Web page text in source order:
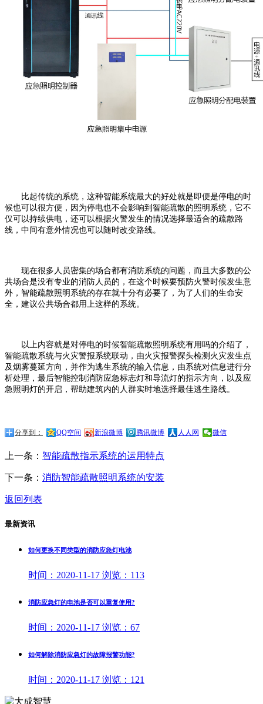
比起传统的系统，这种智能系统最大的好处就是即便是停电的时
候也可以很方便，因为停电也不会影响到智能疏散的照明系统，它不
仅可以持续供电，还可以根据火警发生的情况选择最适合的疏散路
线，中间有意外情况也可以随时改变路线。
现在很多人员密集的场合都有消防系统的问题，而且大多数的公
共场合是没有专业的消防人员的，在这个时候要预防火警时候发生意
外，智能疏散照明系统的存在就十分有必要了，为了人们的生命安
全，建议公共场合都用上这样的系统。
以上内容就是对停电的时候智能疏散照明系统有用吗的介绍了，
智能疏散系统与火灾警报系统联动，由火灾报警探头检测火灾发生点
及烟雾蔓延方向，并作为逃生系统的输入信息，由系统对信息进行分
析处理，最后智能控制消防应急标志灯和导流灯的指示方向，以及应
急照明灯的开启，帮助建筑内的人群实时地选择最佳逃生路线。
分享到： QQ空间 新浪微博 腾讯微博 人人网 微信
上一条： 智能疏散指示系统的运用特点
下一条： 消防智能疏散照明系统的安装
返回列表
最新资讯
如何更换不同类型的消防应急灯电池
时间： 2020-11-17 浏览： 113
消防应急灯的电池是否可以重复使用?
时间： 2020-11-17 浏览： 67
如何解除消防应急灯的故障报警功能?
时间： 2020-11-17 浏览： 121